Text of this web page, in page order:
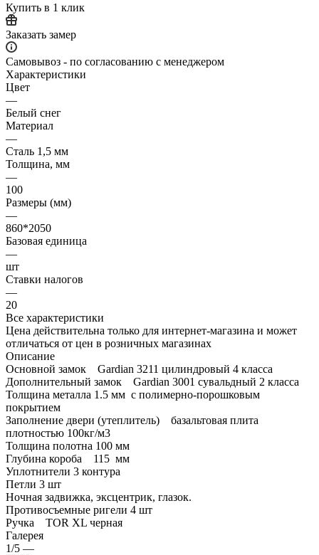
Купить в 1 клик
Заказать замер
Самовывоз - по согласованию с менеджером
Характеристики
Цвет
—
Белый снег
Материал
—
Сталь 1,5 мм
Толщина, мм
—
100
Размеры (мм)
—
860*2050
Базовая единица
—
шт
Ставки налогов
—
20
Все характеристики
Цена действительна только для интернет-магазина и может
отличаться от цен в розничных магазинах
Описание
Основной замок Gardian 3211 цилиндровый 4 класса
Дополнительный замок Gardian 3001 сувальдный 2 класса
Толщина металла 1.5 мм c полимерно-порошковым
покрытием
Заполнение двери (утеплитель) базальтовая плита
плотностью 100кг/м3
Толщина полотна 100 мм
Глубина короба 115 мм
Уплотнители 3 контура
Петли 3 шт
Ночная задвижка, эксцентрик, глазок.
Противосъемные ригели 4 шт
Ручка TOR XL черная
Галерея
1/5 —